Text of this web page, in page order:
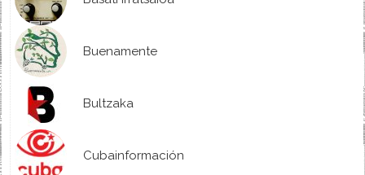
Buenamente
Bultzaka
Cubainformación